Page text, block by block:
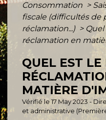
Consommation >
fiscale (difficultés de
réclamation...) >
réclamation en
QUEL EST
MATIÈRE
Vérifié le 17 May 2023 -
et administrative